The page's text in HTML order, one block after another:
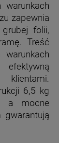
zapewnia
folii,
Treść
6,5 kg
a mocne
gwarantują